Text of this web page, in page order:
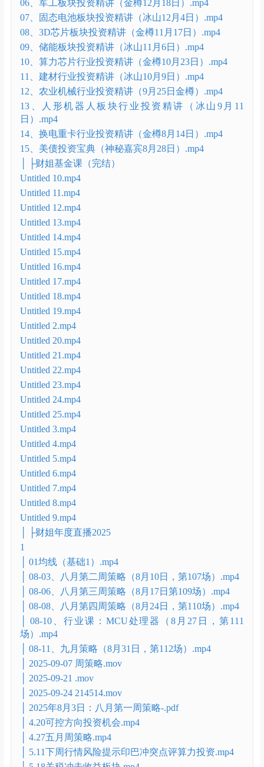
│ ├行业精讲课【15节】
01、人形机器人-减速器专题（冰山3月12日）.mp4
02、AI大模型投资精讲（金樽2月26日）.mp4
03、人形机器人投资逻辑精讲（2）-“丝杠”专题（冰山
2月13日）.mp4
04、保险行业投资精讲（金樽1月15日）.mp4
05、宠物经济投资专题精讲（冰山1月2日）.mp4
06、军工板块投资精讲（金樽12月18日）.mp4
07、固态电池板块投资精讲（冰山12月4日）.mp4
08、3D芯片板块投资精讲（金樽11月17日）.mp4
09、储能板块投资精讲（冰山11月6日）.mp4
10、算力芯片行业投资精讲（金樽10月23日）.mp4
11、建材行业投资精讲（冰山10月9日）.mp4
12、农业机械行业投资精讲（9月25日金樽）.mp4
13、人形机器人板块行业投资精讲（冰山9月11
日）.mp4
14、换电重卡行业投资精讲（金樽8月14日）.mp4
15、美债投资宝典（神秘嘉宾8月28日）.mp4
│ ├财姐基金课（完结）
Untitled 10.mp4
Untitled 11.mp4
Untitled 12.mp4
Untitled 13.mp4
Untitled 14.mp4
Untitled 15.mp4
Untitled 16.mp4
Untitled 17.mp4
Untitled 18.mp4
Untitled 19.mp4
Untitled 2.mp4
Untitled 20.mp4
Untitled 21.mp4
Untitled 22.mp4
Untitled 23.mp4
Untitled 24.mp4
Untitled 25.mp4
Untitled 3.mp4
Untitled 4.mp4
Untitled 5.mp4
Untitled 6.mp4
Untitled 7.mp4
Untitled 8.mp4
Untitled 9.mp4
│ ├财姐年度直播2025
1
│ 01均线（基础1）.mp4
│ 08-03、八月第二周策略（8月10日，第107场）.mp4
│ 08-06、八月第三周策略（8月17日第109场）.mp4
│ 08-08、八月第四周策略（8月24日，第110场）.mp4
│ 08-10、行业课：MCU处理器（8月27日，第111
场）.mp4
│ 08-11、九月策略（8月31日，第112场）.mp4